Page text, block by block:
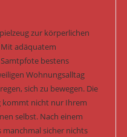
zur körperlichen
adäquatem
bestens
Wohnungsalltag
sich zu bewegen. Die
kommt nicht nur Ihrem
selbst. Nach einem
sicher nichts